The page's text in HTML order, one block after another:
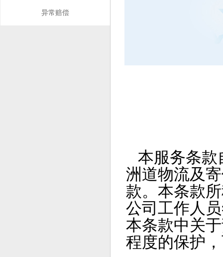
异常赔偿
本服务条款
洲道物流及
款。本条款
公司工作人
本条款中关
程度的保护